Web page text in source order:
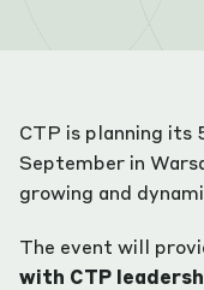
CTP is planning its
September in
growing and
The event will
with CTP